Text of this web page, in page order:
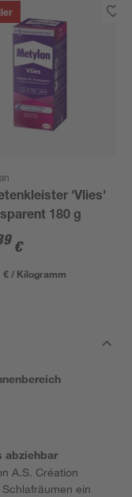
'Vlies'
180 g
€
€ / Kilogramm
abziehbar
A.S. Création
ein